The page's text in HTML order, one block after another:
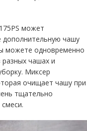
может
чашу
можете одновременно
чашах и
Миксер
очищает чашу при
тщательно